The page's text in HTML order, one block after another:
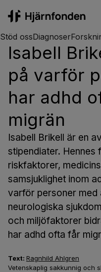
Stöd ossDiagnoser
Text: Ragnhild Ahlgren
Vetenskaplig sakkunnig och
Isabell
på varför
har adhd
migrän
Isabell Brikell är en
stipendiater. Hennes
riskfaktorer,
samsjuklighet inom
varför personer med
neurologiska
och miljöfaktorer
har adhd ofta får